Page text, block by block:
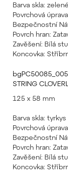
Barva skla:
Povrchová
Bezpečnostní
Povrch hran:
Zavěšení: Bílá
Koncovka:
bgPC50085_005
STRING
125 x 58 mm
Barva skla:
Povrchová
Bezpečnostní
Povrch hran:
Zavěšení: Bílá
Koncovka: